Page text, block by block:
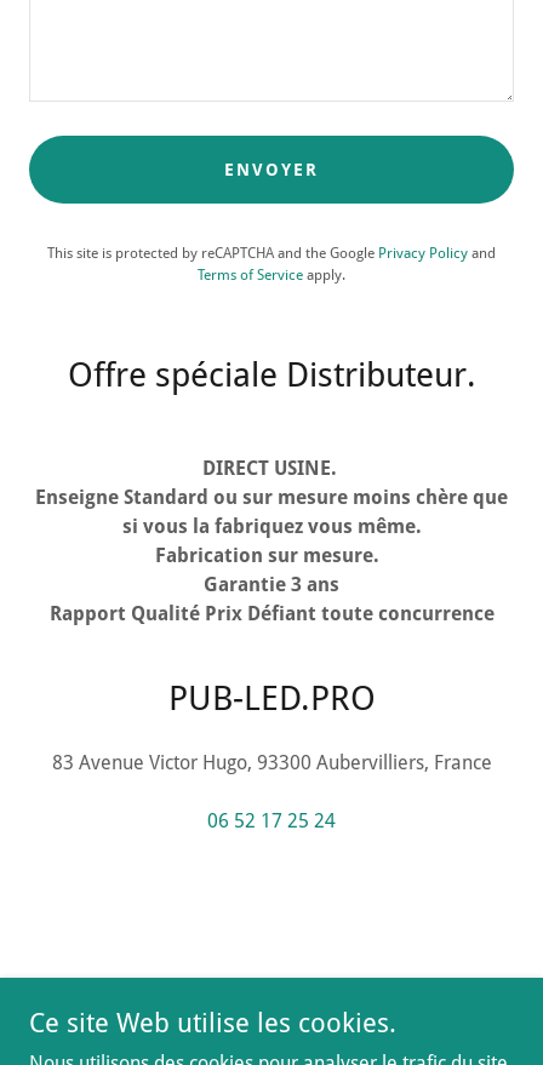
ENVOYER
This site is protected by reCAPTCHA and the Google Privacy Policy and
Terms of Service apply.
Offre spéciale Distributeur.
DIRECT USINE.
Enseigne Standard ou sur mesure moins chère que
si vous la fabriquez vous même.
Fabrication sur mesure.
Garantie 3 ans
Rapport Qualité Prix Défiant toute concurrence
PUB-LED.PRO
83 Avenue Victor Hugo, 93300 Aubervilliers, France
06 52 17 25 24
Ce site Web utilise les cookies.